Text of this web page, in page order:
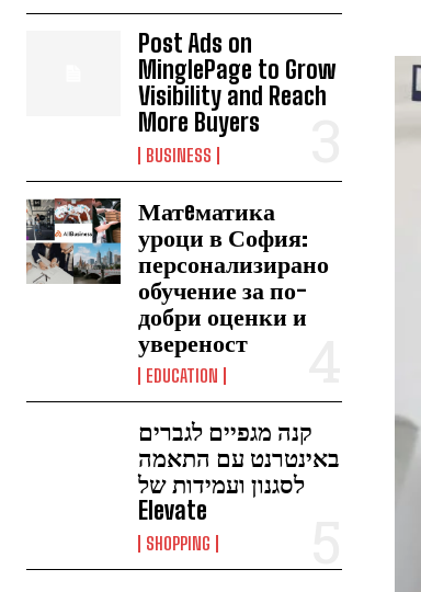
Post Ads on
MinglePage to Grow
Visibility and Reach
More Buyers
BUSINESS
Матeматика
уроци в София:
персонализирано
обучение за по-
добри оценки и
увереност
EDUCATION
קנה מגפיים לגברים
באינטרנט עם התאמה
לסגנון ועמידות של
Elevate
SHOPPING